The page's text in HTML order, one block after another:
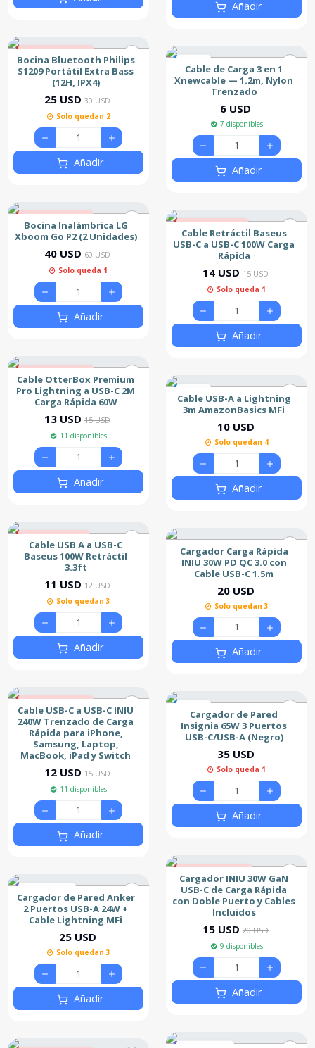
17% de descuento
Nuevo
Bocina Bluetooth Philips
S1209 Portátil Extra Bass
(12H, IPX4)
25 USD 30 USD
Solo quedan 2
Añadir
33% de descuento
Bocina Inalámbrica LG
Xboom Go P2 (2 Unidades)
40 USD 60 USD
Solo queda 1
Añadir
13% de descuento
Nuevo
Más Vendido
Cable OtterBox Premium
Pro Lightning a USB-C 2M
Carga Rápida 60W
13 USD 15 USD
11 disponibles
Añadir
8% de descuento
Nuevo
Cable USB A a USB-C
Baseus 100W Retráctil
3.3ft
11 USD 12 USD
Solo quedan 3
Añadir
20% de descuento
Nuevo
Cable USB-C a USB-C INIU
240W Trenzado de Carga
Rápida para iPhone,
Samsung, Laptop,
MacBook, iPad y Switch
12 USD 15 USD
11 disponibles
Añadir
Cargador de Pared Anker
2 Puertos USB-A 24W +
Cable Lightning MFi
25 USD
Solo quedan 3
Añadir
Añadir
Cable de Carga 3 en 1
Xnewcable — 1.2m, Nylon
Trenzado
6 USD
7 disponibles
Añadir
7% de descuento
Nuevo
Cable Retráctil Baseus
USB-C a USB-C 100W Carga
Rápida
14 USD 15 USD
Solo queda 1
Añadir
Cable USB-A a Lightning
3m AmazonBasics MFi
10 USD
Solo quedan 4
Añadir
Cargador Carga Rápida
INIU 30W PD QC 3.0 con
Cable USB-C 1.5m
20 USD
Solo quedan 3
Añadir
Cargador de Pared
Insignia 65W 3 Puertos
USB-C/USB-A (Negro)
35 USD
Solo queda 1
Añadir
Nuevo
Cargador INIU 30W GaN
USB-C de Carga Rápida
con Doble Puerto y Cables
Incluidos
15 USD 20 USD
9 disponibles
Añadir